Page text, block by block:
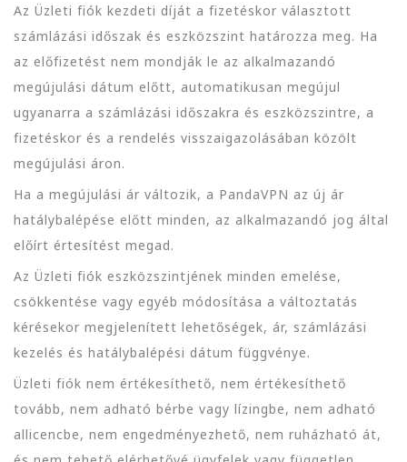
Az Üzleti fiók kezdeti díját a fizetéskor választott
számlázási időszak és eszközszint határozza meg. Ha
az előfizetést nem mondják le az alkalmazandó
megújulási dátum előtt, automatikusan megújul
ugyanarra a számlázási időszakra és eszközszintre, a
fizetéskor és a rendelés visszaigazolásában közölt
megújulási áron.
Ha a megújulási ár változik, a PandaVPN az új ár
hatálybalépése előtt minden, az alkalmazandó jog által
előírt értesítést megad.
Az Üzleti fiók eszközszintjének minden emelése,
csökkentése vagy egyéb módosítása a változtatás
kérésekor megjelenített lehetőségek, ár, számlázási
kezelés és hatálybalépési dátum függvénye.
Üzleti fiók nem értékesíthető, nem értékesíthető
tovább, nem adható bérbe vagy lízingbe, nem adható
allicencbe, nem engedményezhető, nem ruházható át,